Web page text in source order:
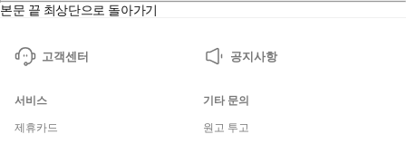
본문 끝 최상단으로 돌아가기
고객센터 공지사항
서비스
제휴카드
기타 문의
원고 투고